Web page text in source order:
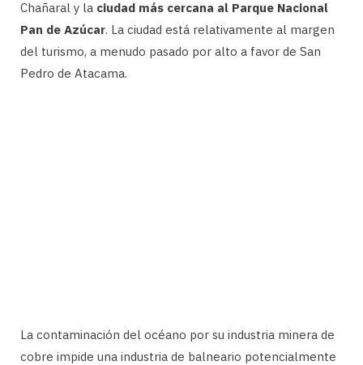
Chañaral y la ciudad más cercana al Parque Nacional
Pan de Azúcar. La ciudad está relativamente al margen
del turismo, a menudo pasado por alto a favor de San
Pedro de Atacama.
La contaminación del océano por su industria minera de
cobre impide una industria de balneario potencialmente